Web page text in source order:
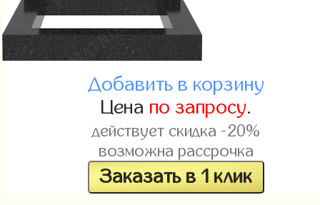
Добавить в корзину
Цена по запросу.
действует скидка -20%
возможна рассрочка
Заказать в 1 клик